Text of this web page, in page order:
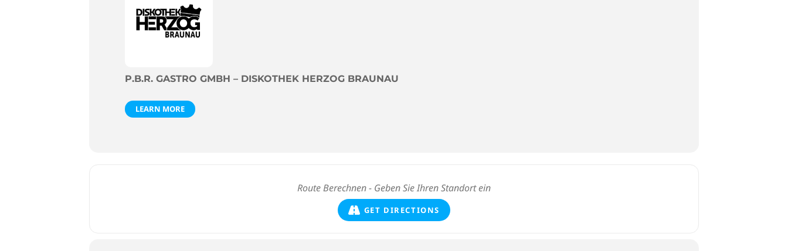
P.B.R. GASTRO GMBH – DISKOTHEK HERZOG BRAUNAU
LEARN MORE
GET DIRECTIONS